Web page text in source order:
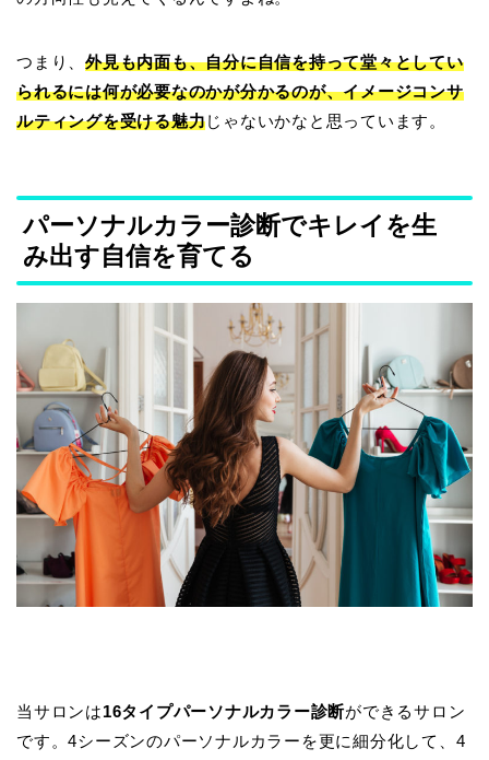
つまり、外見も内面も、自分に自信を持って堂々としてい
られるには何が必要なのかが分かるのが、イメージコンサ
ルティングを受ける魅力じゃないかなと思っています。
パーソナルカラー診断でキレイを生
み出す自信を育てる
当サロンは16タイプパーソナルカラー診断ができるサロン
です。4シーズンのパーソナルカラーを更に細分化して、4